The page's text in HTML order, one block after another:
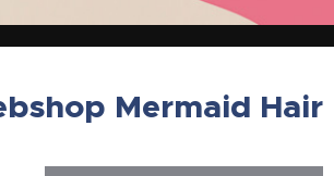
Mermaid Hair